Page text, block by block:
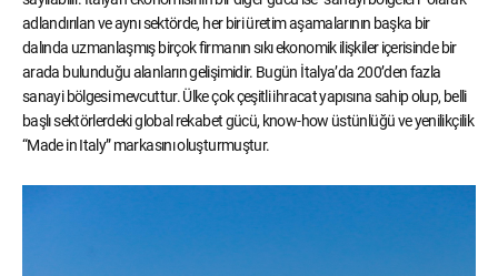
adlandırılan ve aynı sektörde, her biri üretim aşamalarının başka bir
dalında uzmanlaşmış birçok firmanın sıkı ekonomik ilişkiler içerisinde bir
arada bulunduğu alanların gelişimidir. Bugün İtalya’da 200’den fazla
sanayi bölgesi mevcuttur. Ülke çok çeşitli ihracat yapısına sahip olup, belli
başlı sektörlerdeki global rekabet gücü, know-how üstünlüğü ve yenilikçilik
“Made in Italy” markasını oluşturmuştur.